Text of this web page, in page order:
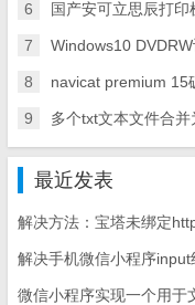
6 国产安可立思辰打
7 Windows10 DVDRW识别为CD
8 navicat premium 15
9 多个txt文本文件合
最近发表
解决方法：宝塔未绑定
解决手机微信小程序
微信小程序实现一个用于